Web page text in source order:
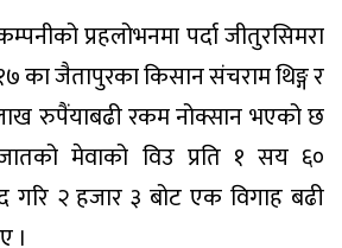
प्रहलोभनमा पर्दा जीतुरसिमरा
का जैतापुरका किसान संचराम थिङ्ग र
रुपैंयाबढी रकम नोक्सान भएको छ
मेवाको विउ प्रति १ सय ६०
गरि २ हजार ३ बोट एक विगाह बढी
।